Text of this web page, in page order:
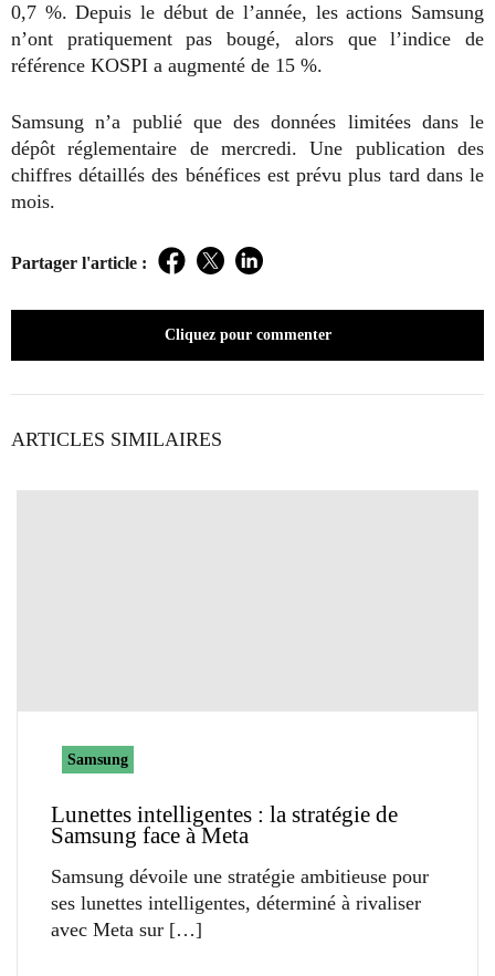
0,7 %. Depuis le début de l’année, les actions Samsung
n’ont pratiquement pas bougé, alors que l’indice de
référence KOSPI a augmenté de 15 %.
Samsung n’a publié que des données limitées dans le
dépôt réglementaire de mercredi. Une publication des
chiffres détaillés des bénéfices est prévu plus tard dans le
mois.
Partager l'article : Facebook
TwitterLinkedIn
Cliquez pour commenter
ARTICLES SIMILAIRES
Samsung
Lunettes intelligentes : la stratégie de
Samsung face à Meta
Samsung dévoile une stratégie ambitieuse pour
ses lunettes intelligentes, déterminé à rivaliser
avec Meta sur